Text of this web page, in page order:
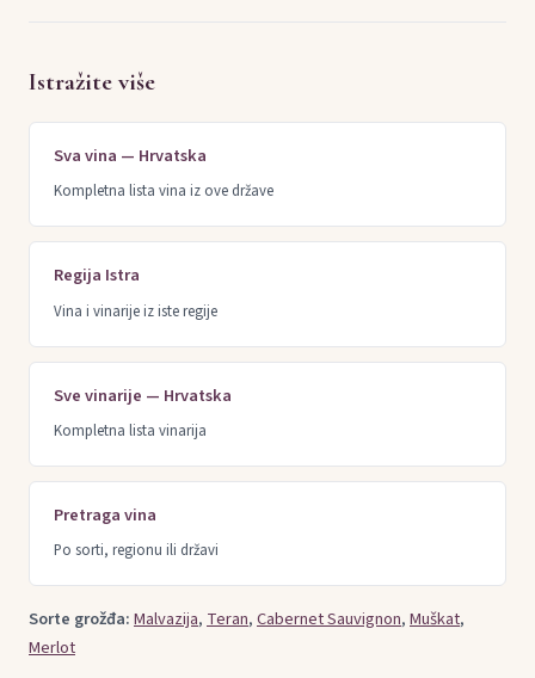
Istražite više
Sva vina — Hrvatska
Kompletna lista vina iz ove države
Regija Istra
Vina i vinarije iz iste regije
Sve vinarije — Hrvatska
Kompletna lista vinarija
Pretraga vina
Po sorti, regionu ili državi
Sorte grožđa:Malvazija, Teran,Cabernet Sauvignon,Muškat,
Merlot